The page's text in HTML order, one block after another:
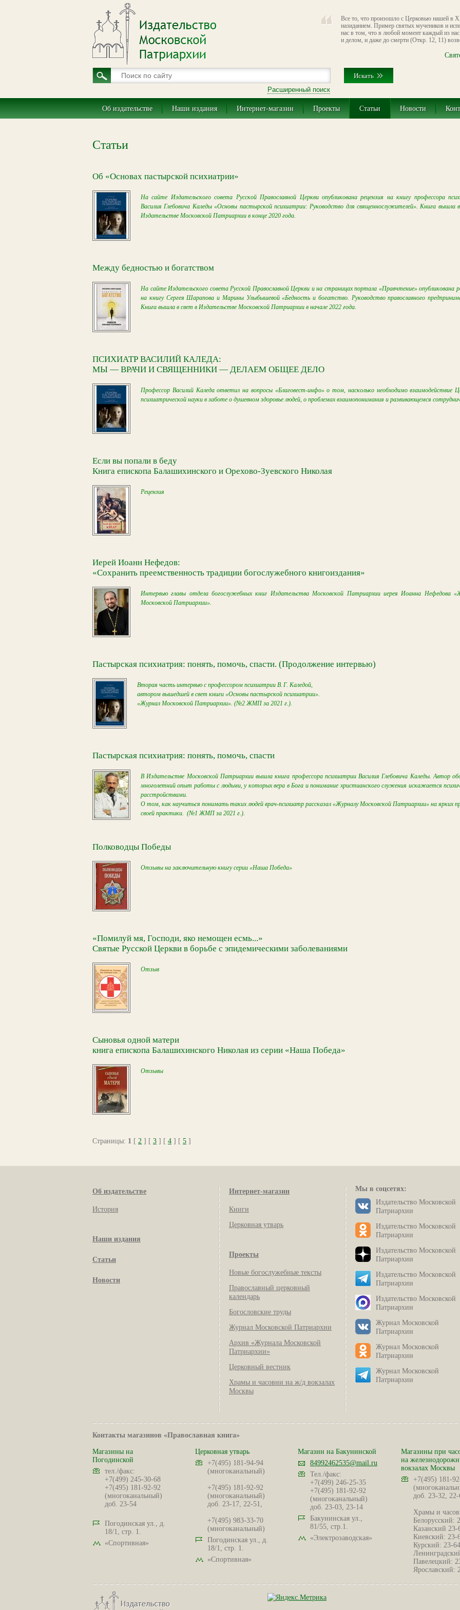
Все то, что произошло с Церковью нашей в
назиданием. Пример святых мучеников и
нас в том, что в любой момент каждый из
и делом, и даже до смерти (Откр. 12, 11)
Расширенный поиск
Об издательстве Наши издания Интернет-магазин Проекты Статьи Новости
Статьи
Об «Основах пастырской психиатрии»
На сайте Издательского совета Русской Православной Церкви опубликована рецензия на книгу профессора
Василия Глебовича Каледы «Основы пастырской психиатрии: Руководство для священнослужителей». Книга вышла
Издательстве Московской Патриархии в конце 2020 года.
Между бедностью и богатством
На сайте Издательского совета Русской Православной Церкви и на страницах портала «Правчтение» опубликована
на книгу Сергея Шарапова и Марины Улыбышевой «Бедность и богатство. Руководство православного
Книга вышла в свет в Издательстве Московской Патриархии в начале 2022 года.
ПСИХИАТР ВАСИЛИЙ КАЛЕДА:
МЫ — ВРАЧИ И СВЯЩЕННИКИ — ДЕЛАЕМ ОБЩЕЕ ДЕЛО
Профессор Василий Каледа ответил на вопросы «Благовест-инфо» о том, насколько необходимо взаимодействие
психиатрической науки в заботе о душевном здоровье людей, о проблемах взаимопонимания и развивающемся
Если вы попали в беду
Книга епископа Балашихинского и Орехово-Зуевского Николая
Рецензия
Иерей Иоанн Нефедов:
«Сохранить преемственность традиции богослужебного книгоиздания»
Интервью главы отдела богослужебных книг Издательства Московской Патриархии иерея Иоанна Нефедова
Московской Патриархии».
Пастырская психиатрия: понять, помочь, спасти. (Продолжение интервью)
Вторая часть интервью с профессором психиатрии В. Г. Каледой,
автором вышедшей в свет книги «Основы пастырской психиатрии».
«Журнал Московской Патриархии». (№2 ЖМП за 2021 г.).
Пастырская психиатрия: понять, помочь, спасти
В Издательстве Московской Патриархии вышла книга профессора психиатрии Василия Глебовича Каледы. Автор
многолетний опыт работы с людьми, у которых вера в Бога и понимание христианского служения искажается
расстройствами.
О том, как научиться понимать таких людей врач-психиатр рассказал «Журналу Московской Патриархии» на ярких
своей практики. (№1 ЖМП за 2021 г.).
Полководцы Победы
Отзывы на заключительную книгу серии «Наша Победа»
«Помилуй мя, Господи, яко немощен есмь...»
Святые Русской Церкви в борьбе с эпидемическими заболеваниями
Отзыв
Сыновья одной матери
книга епископа Балашихинского Николая из серии «Наша Победа»
Отзывы
Страницы: 1 [ 2 ] [ 3 ] [ 4 ] [ 5 ]
Об издательстве
История
Наши издания
Статьи
Новости
Интернет-магазин
Книги
Церковная утварь
Проекты
Новые богослужебные тексты
Православный церковный
календарь
Богословские труды
Журнал Московской Патриархии
Архив «Журнала Московской
Патриархии»
Церковный вестник
Храмы и часовни на ж/д вокзалах
Москвы
Мы в соцсетях:
Издательство Московской
Патриархии
Издательство Московской
Патриархии
Издательство Московской
Патриархии
Издательство Московской
Патриархии
Издательство Московской
Патриархии
Журнал Московской
Патриархии
Журнал Московской
Патриархии
Журнал Московской
Патриархии
Контакты магазинов «Православная книга»
Магазины на
Погодинской
тел./факс:
+7(499) 245-30-68
+7(495) 181-92-92
(многоканальный)
доб. 23-54
Погодинская ул., д.
18/1, стр. 1.
«Спортивная»
Церковная утварь
+7(495) 181-94-94
(многоканальный)
+7(495) 181-92-92
(многоканальный)
доб. 23-17, 22-51,
+7(495) 983-33-70
(многоканальный)
Погодинская ул., д.
18/1, стр. 1.
«Спортивная»
Магазин на Бакунинской
84992462535@mail.ru
Тел./факс:
+7(499) 246-25-35
+7(495) 181-92-92
(многоканальный)
доб. 23-03, 23-14
Бакунинская ул.,
81/55, стр.1.
«Электрозаводская»
Магазины при
на
вокзалах Москвы
+7(495) 181-
доб. 23-32, 22-
Храмы и
Белорусский:
Казанский 23-
Киевский: 23-
Курский: 23-64
Павелецкий:
Ярославский: